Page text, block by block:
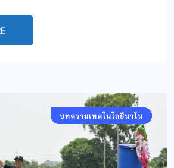
บทความพิเศษ
บทความเทคโนโลยีนาโน